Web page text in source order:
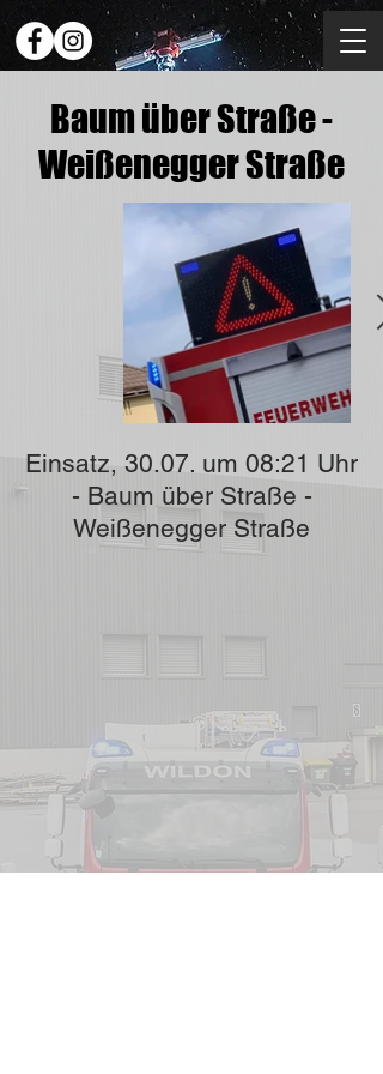
Baum über Straße -
Weißenegger Straße
Einsatz, 30.07. um 08:21 Uhr
- Baum über Straße -
Weißenegger Straße